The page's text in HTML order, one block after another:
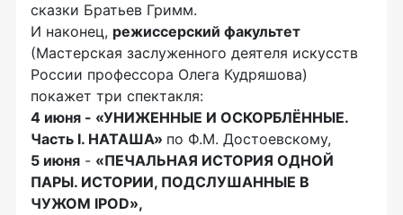
сказки Братьев Гримм.
И наконец, режиссерский факультет
(Мастерская заслуженного деятеля искусств
России профессора Олега Кудряшова)
покажет три спектакля:
4 июня - «УНИЖЕННЫЕ И ОСКОРБЛЁННЫЕ.
Часть I. НАТАША» по Ф.М. Достоевскому,
5 июня - «ПЕЧАЛЬНАЯ ИСТОРИЯ ОДНОЙ
ПАРЫ. ИСТОРИИ, ПОДСЛУШАННЫЕ В
ЧУЖОМ IPOD»,